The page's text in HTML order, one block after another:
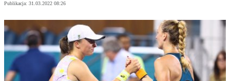
Publikacja: 31.03.2022 08:26